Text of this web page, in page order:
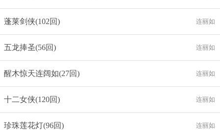
蓬莱剑侠(102回) 连丽如
五龙捧圣(56回) 连丽如
醒木惊天连阔如(27回) 连丽如
十二女侠(120回) 连丽如
珍珠莲花灯(96回) 连丽如